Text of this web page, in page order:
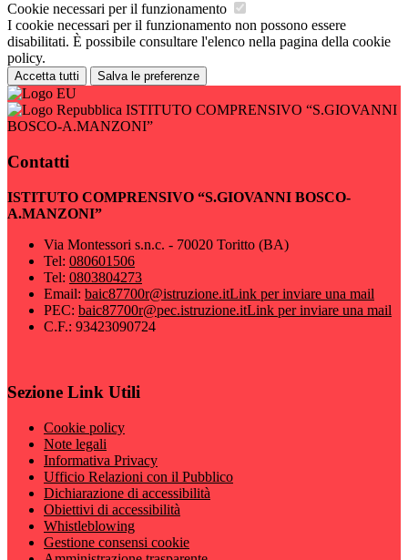
Cookie necessari per il funzionamento
I cookie necessari per il funzionamento non possono essere
disabilitati. È possibile consultare l'elenco nella pagina della cookie
policy.
Accetta tutti Salva le preferenze
ISTITUTO COMPRENSIVO “S.GIOVANNI
BOSCO-A.MANZONI”
Contatti
ISTITUTO COMPRENSIVO “S.GIOVANNI BOSCO-
A.MANZONI”
Via Montessori s.n.c. - 70020 Toritto (BA)
Tel: 080601506
Tel: 0803804273
Email: baic87700r@istruzione.itLink per inviare una mail
PEC: baic87700r@pec.istruzione.itLink per inviare una mail
C.F.: 93423090724
Sezione Link Utili
Cookie policy
Note legali
Informativa Privacy
Ufficio Relazioni con il Pubblico
Dichiarazione di accessibilità
Obiettivi di accessibilità
Whistleblowing
Gestione consensi cookie